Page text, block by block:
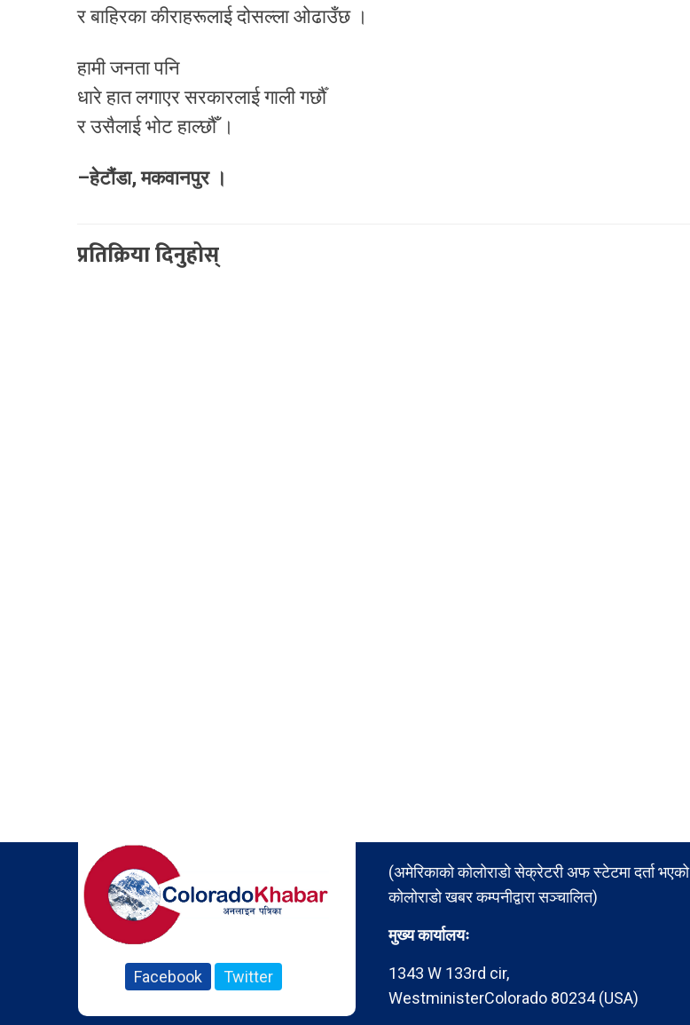
र बाहिरका कीराहरूलाई दोसल्ला ओढाउँछ ।
हामी जनता पनि
धारे हात लगाएर सरकारलाई गाली गर्छौँ
र उसैलाई भोट हाल्छौँ ।
–हेटौंडा, मकवानपुर ।
प्रतिक्रिया दिनुहोस्
Facebook Twitter
(अमेरिकाको कोलोराडो सेक्रेटरी अफ स्टेटमा दर्ता भएको
कोलोराडो खबर कम्पनीद्वारा सञ्चालित)
मुख्य कार्यालयः
1343 W 133rd cir,
WestministerColorado 80234 (USA)